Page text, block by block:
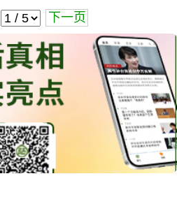
下一页